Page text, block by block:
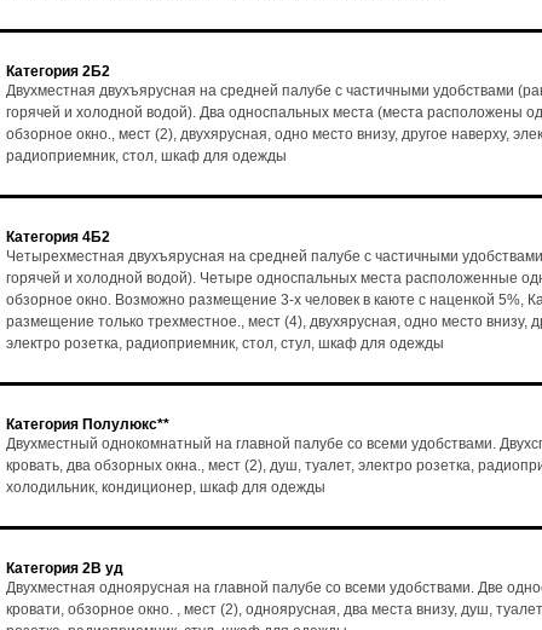
Категория 2Б2
Двухместная двухъярусная на средней палубе с частичными удобствами
горячей и холодной водой). Два односпальных места (места расположены
обзорное окно., мест (2), двухярусная, одно место внизу, другое наверху,
радиоприемник, стол, шкаф для одежды
Категория 4Б2
Четырехместная двухъярусная на средней палубе с частичными
горячей и холодной водой). Четыре односпальных места расположенные
обзорное окно. Возможно размещение 3-х человек в каюте с наценкой 5%,
размещение только трехместное., мест (4), двухярусная, одно место внизу,
электро розетка, радиоприемник, стол, стул, шкаф для одежды
Категория Полулюкс**
Двухместный однокомнатный на главной палубе со всеми удобствами.
кровать, два обзорных окна., мест (2), душ, туалет, электро розетка,
холодильник, кондиционер, шкаф для одежды
Категория 2В уд
Двухместная одноярусная на главной палубе со всеми удобствами. Две
кровати, обзорное окно. , мест (2), одноярусная, два места внизу, душ,